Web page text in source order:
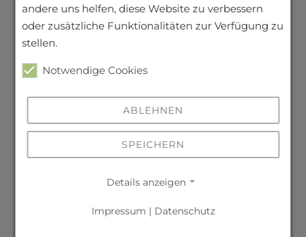
29. Juni 2026
Ein Kapitel geht zu Ende, ein neues beginnt
Lesen, lauschen, jubeln – der
26. Juni 2026
andere uns helfen, diese Website zu verbessern
oder zusätzliche Funktionalitäten zur Verfügung zu
stellen.
Notwendige Cookies
ABLEHNEN
SPEICHERN
Details anzeigen
Impressum | Datenschutz